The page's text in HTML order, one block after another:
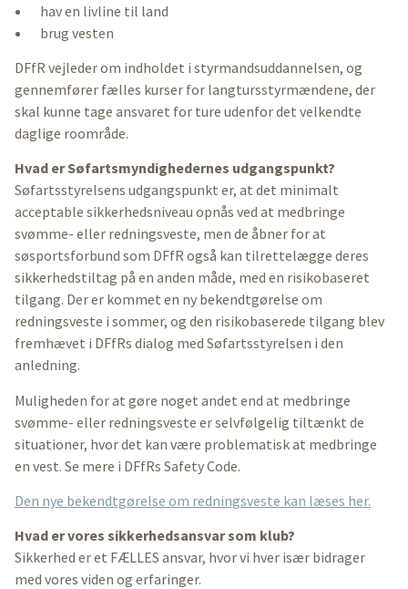
hav en livline til land
brug vesten
DFfR vejleder om indholdet i styrmandsuddannelsen, og
gennemfører fælles kurser for langtursstyrmændene, der
skal kunne tage ansvaret for ture udenfor det velkendte
daglige roområde.
Hvad er Søfartsmyndighedernes udgangspunkt?
Søfartsstyrelsens udgangspunkt er, at det minimalt
acceptable sikkerhedsniveau opnås ved at medbringe
svømme- eller redningsveste, men de åbner for at
søsportsforbund som DFfR også kan tilrettelægge deres
sikkerhedstiltag på en anden måde, med en risikobaseret
tilgang. Der er kommet en ny bekendtgørelse om
redningsveste i sommer, og den risikobaserede tilgang blev
fremhævet i DFfRs dialog med Søfartsstyrelsen i den
anledning.
Muligheden for at gøre noget andet end at medbringe
svømme- eller redningsveste er selvfølgelig tiltænkt de
situationer, hvor det kan være problematisk at medbringe
en vest. Se mere i DFfRs Safety Code.
Den nye bekendtgørelse om redningsveste kan læses her.
Hvad er vores sikkerhedsansvar som klub?
Sikkerhed er et FÆLLES ansvar, hvor vi hver især bidrager
med vores viden og erfaringer.